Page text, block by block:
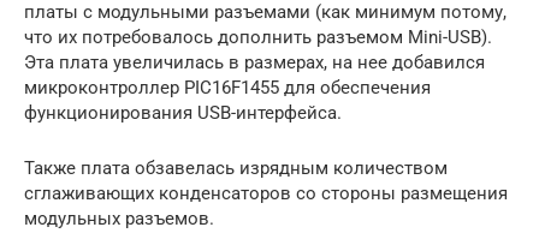
платы с модульными разъемами (как минимум потому,
что их потребовалось дополнить разъемом Mini-USB).
Эта плата увеличилась в размерах, на нее добавился
микроконтроллер PIC16F1455 для обеспечения
функционирования USB-интерфейса.
Также плата обзавелась изрядным количеством
сглаживающих конденсаторов со стороны размещения
модульных разъемов.